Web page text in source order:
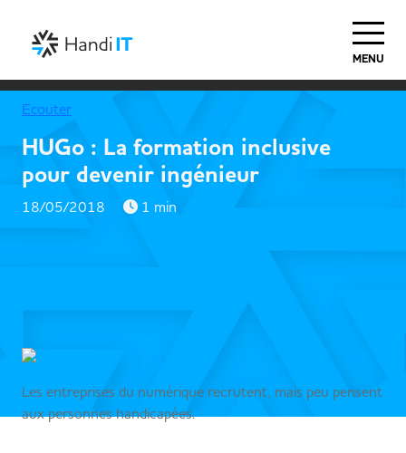
MENU
Ecouter
HUGo : La formation inclusive
pour devenir ingénieur
18/05/2018 1 min
Les entreprises du numérique recrutent, mais peu pensent
aux personnes handicapées.